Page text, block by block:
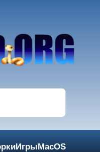
ИгрыMacOS